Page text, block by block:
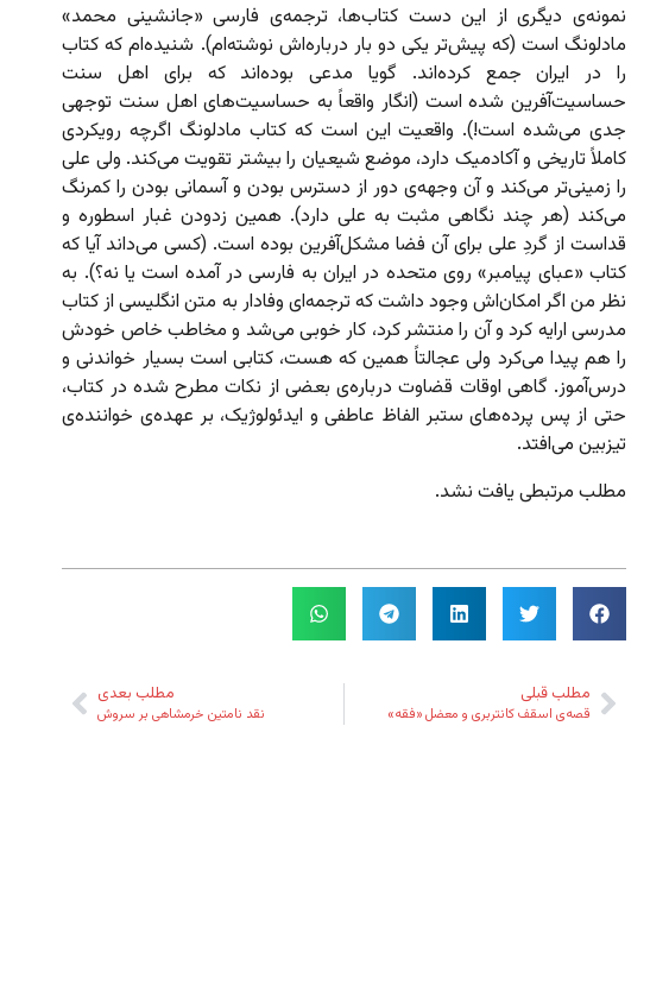
نمونه‌ی دیگری از این دست کتاب‌ها، ترجمه‌ی فارسی «جانشینی محمد»
مادلونگ است (که پیش‌تر یکی دو بار درباره‌اش نوشته‌ام). شنیده‌ام که کتاب
را در ایران جمع کرده‌اند. گویا مدعی بوده‌اند که برای اهل سنت
حساسیت‌آفرین شده است (انگار واقعاً به حساسیت‌های اهل سنت توجهی
جدی می‌شده است!). واقعیت این است که کتاب مادلونگ اگرچه رویکردی
کاملاً تاریخی و آکادمیک دارد، موضع شیعیان را بیشتر تقویت می‌کند. ولی علی
را زمینی‌تر می‌کند و آن وجهه‌ی دور از دسترس بودن و آسمانی بودن را کمرنگ
می‌کند (هر چند نگاهی مثبت به علی دارد). همین زدودن غبار اسطوره و
قداست از گردِ علی برای آن فضا مشکل‌آفرین بوده است. (کسی می‌داند آیا که
کتاب «عبای پیامبر» روی متحده در ایران به فارسی در آمده است یا نه؟). به
نظر من اگر امکان‌اش وجود داشت که ترجمه‌ای وفادار به متن انگلیسی از کتاب
مدرسی ارایه کرد و آن را منتشر کرد، کار خوبی می‌شد و مخاطب خاص خودش
را هم پیدا می‌کرد ولی عجالتاً همین که هست، کتابی است بسیار خواندنی و
درس‌آموز. گاهی اوقات قضاوت درباره‌ی بعضی از نکات مطرح شده در کتاب،
حتی از پس پرده‌های ستبر الفاظ عاطفی و ایدئولوژیک، بر عهده‌ی خواننده‌ی
تیزبین می‌افتد.
مطلب مرتبطی یافت نشد.
مطلب قبلی
قصه‌‌ی اسقف کانتربری و معضل «فقه»
مطلب بعدی
نقد نامتین خرمشاهی بر سروش